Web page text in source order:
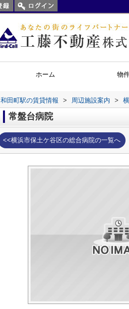
ホーム 物
和田町駅の賃貸情報 > 周辺施設案内 >
常盤台病院
<<横浜市保土ケ谷区の総合病院の一覧へ